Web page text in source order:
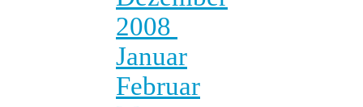
2008
Januar
Februar